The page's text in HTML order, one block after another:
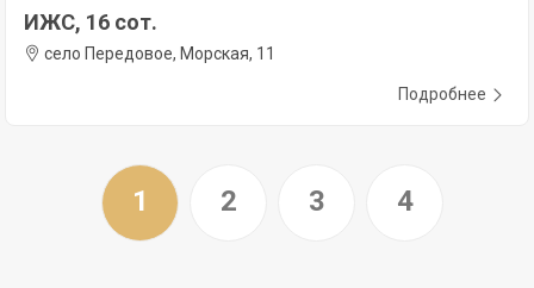
ИЖС, 16 сот.
село Передовое, Морская, 11
Подробнее
1 2 3 4